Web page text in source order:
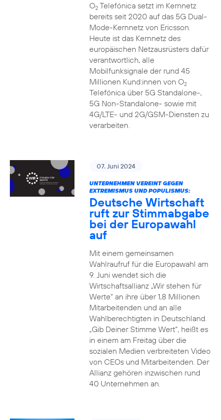
O2Telefónica setzt im Kernnetz
bereits seit 2020 auf das 5G Dual-
Mode-Kernnetz von Ericsson.
Heute ist das Kernnetz des
europäischen Netzausrüsters dafür
verantwortlich, alle
Mobilfunksignale der rund 45
Millionen Kund:innen von O2
Telefónica über 5G Standalone-,
5G Non-Standalone- sowie mit
4G/LTE- und 2G/GSM-Diensten zu
verarbeiten.
07. Juni 2024
UNTERNEHMEN VEREINT GEGEN
EXTREMISMUS UND POPULISMUS:
Deutsche Wirtschaft
ruft zur Stimmabgabe
bei der Europawahl
auf
Mit einem gemeinsamen
Wahlraufruf für die Europawahl am
9. Juni wendet sich die
Wirtschaftsallianz „Wir stehen für
Werte“ an ihre über 1,8 Millionen
Mitarbeitenden und an alle
Wahlberechtigten in Deutschland.
„Gib Deiner Stimme Wert“, heißt es
in einem am Freitag über die
sozialen Medien verbreiteten Video
von CEOs und Mitarbeitenden. Der
Allianz gehören inzwischen rund
40 Unternehmen an.